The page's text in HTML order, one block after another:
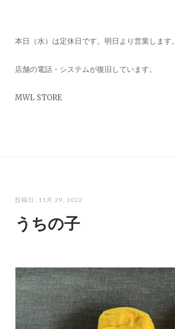
本日（水）は定休日です。明日より営業します。
店舗の電話・システムが復旧しています。
MWL STORE
投稿日: 11月 29, 2022
うちの子